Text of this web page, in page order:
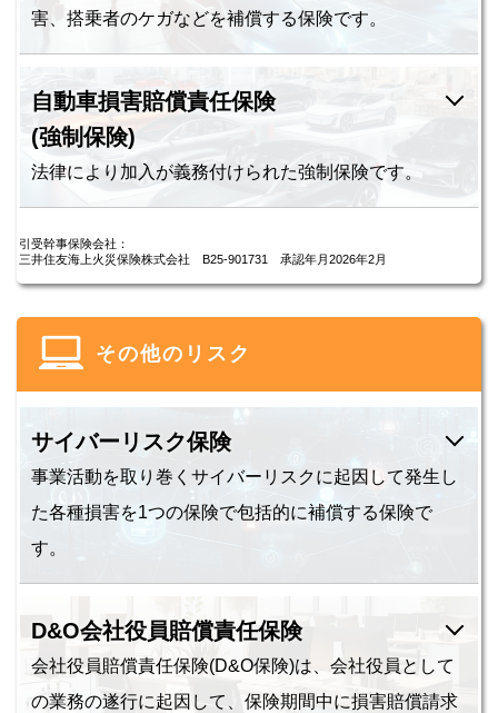
害、搭乗者のケガなどを補償する保険です。
自動車損害賠償責任保険
(強制保険)
法律により加入が義務付けられた強制保険です。
引受幹事保険会社：
三井住友海上火災保険株式会社 B25-901731 承認年月2026年2月
その他のリスク
サイバーリスク保険
事業活動を取り巻くサイバーリスクに起因して発生し
た各種損害を1つの保険で包括的に補償する保険で
す。
D&O会社役員賠償責任保険
会社役員賠償責任保険(D&O保険)は、会社役員として
の業務の遂行に起因して、保険期間中に損害賠償請求